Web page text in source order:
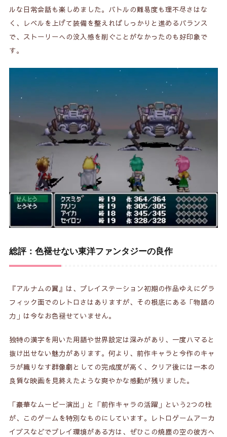
ルな日常会話も楽しめました。バトルの難易度も理不尽さはな
く、レベルを上げて装備を整えればしっかりと進めるバランス
で、ストーリーへの没入感を削ぐことがなかったのも好印象で
す。
総評：色褪せない東洋ファンタジーの良作
『アルナムの翼』は、プレイステーション初期の作品ゆえにグラ
フィック面でのレトロさはありますが、その根底にある「物語の
力」は今なお色褪せていません。
独特の漢字を用いた用語や世界設定は深みがあり、一度ハマると
抜け出せない魅力があります。何より、前作キャラと今作のキャ
ラが織りなす群像劇としての完成度が高く、クリア後には一本の
良質な映画を見終えたような爽やかな感動が残りました。
「豪華なムービー演出」と「前作キャラの活躍」という2つの柱
が、このゲームを特別なものにしています。レトロゲームアーカ
イブスなどでプレイ環境がある方は、ぜひこの焼塵の空の彼方へ